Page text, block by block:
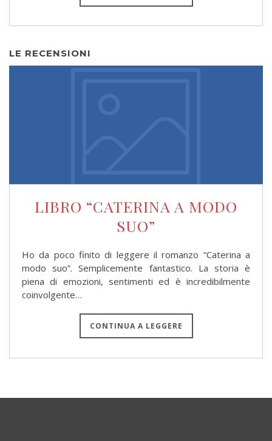
LE RECENSIONI
LIBRO “CATERINA A MODO
SUO”
Ho da poco finito di leggere il romanzo “Caterina a
modo suo”. Semplicemente fantastico. La storia è
piena di emozioni, sentimenti ed è incredibilmente
coinvolgente…
CONTINUA A LEGGERE